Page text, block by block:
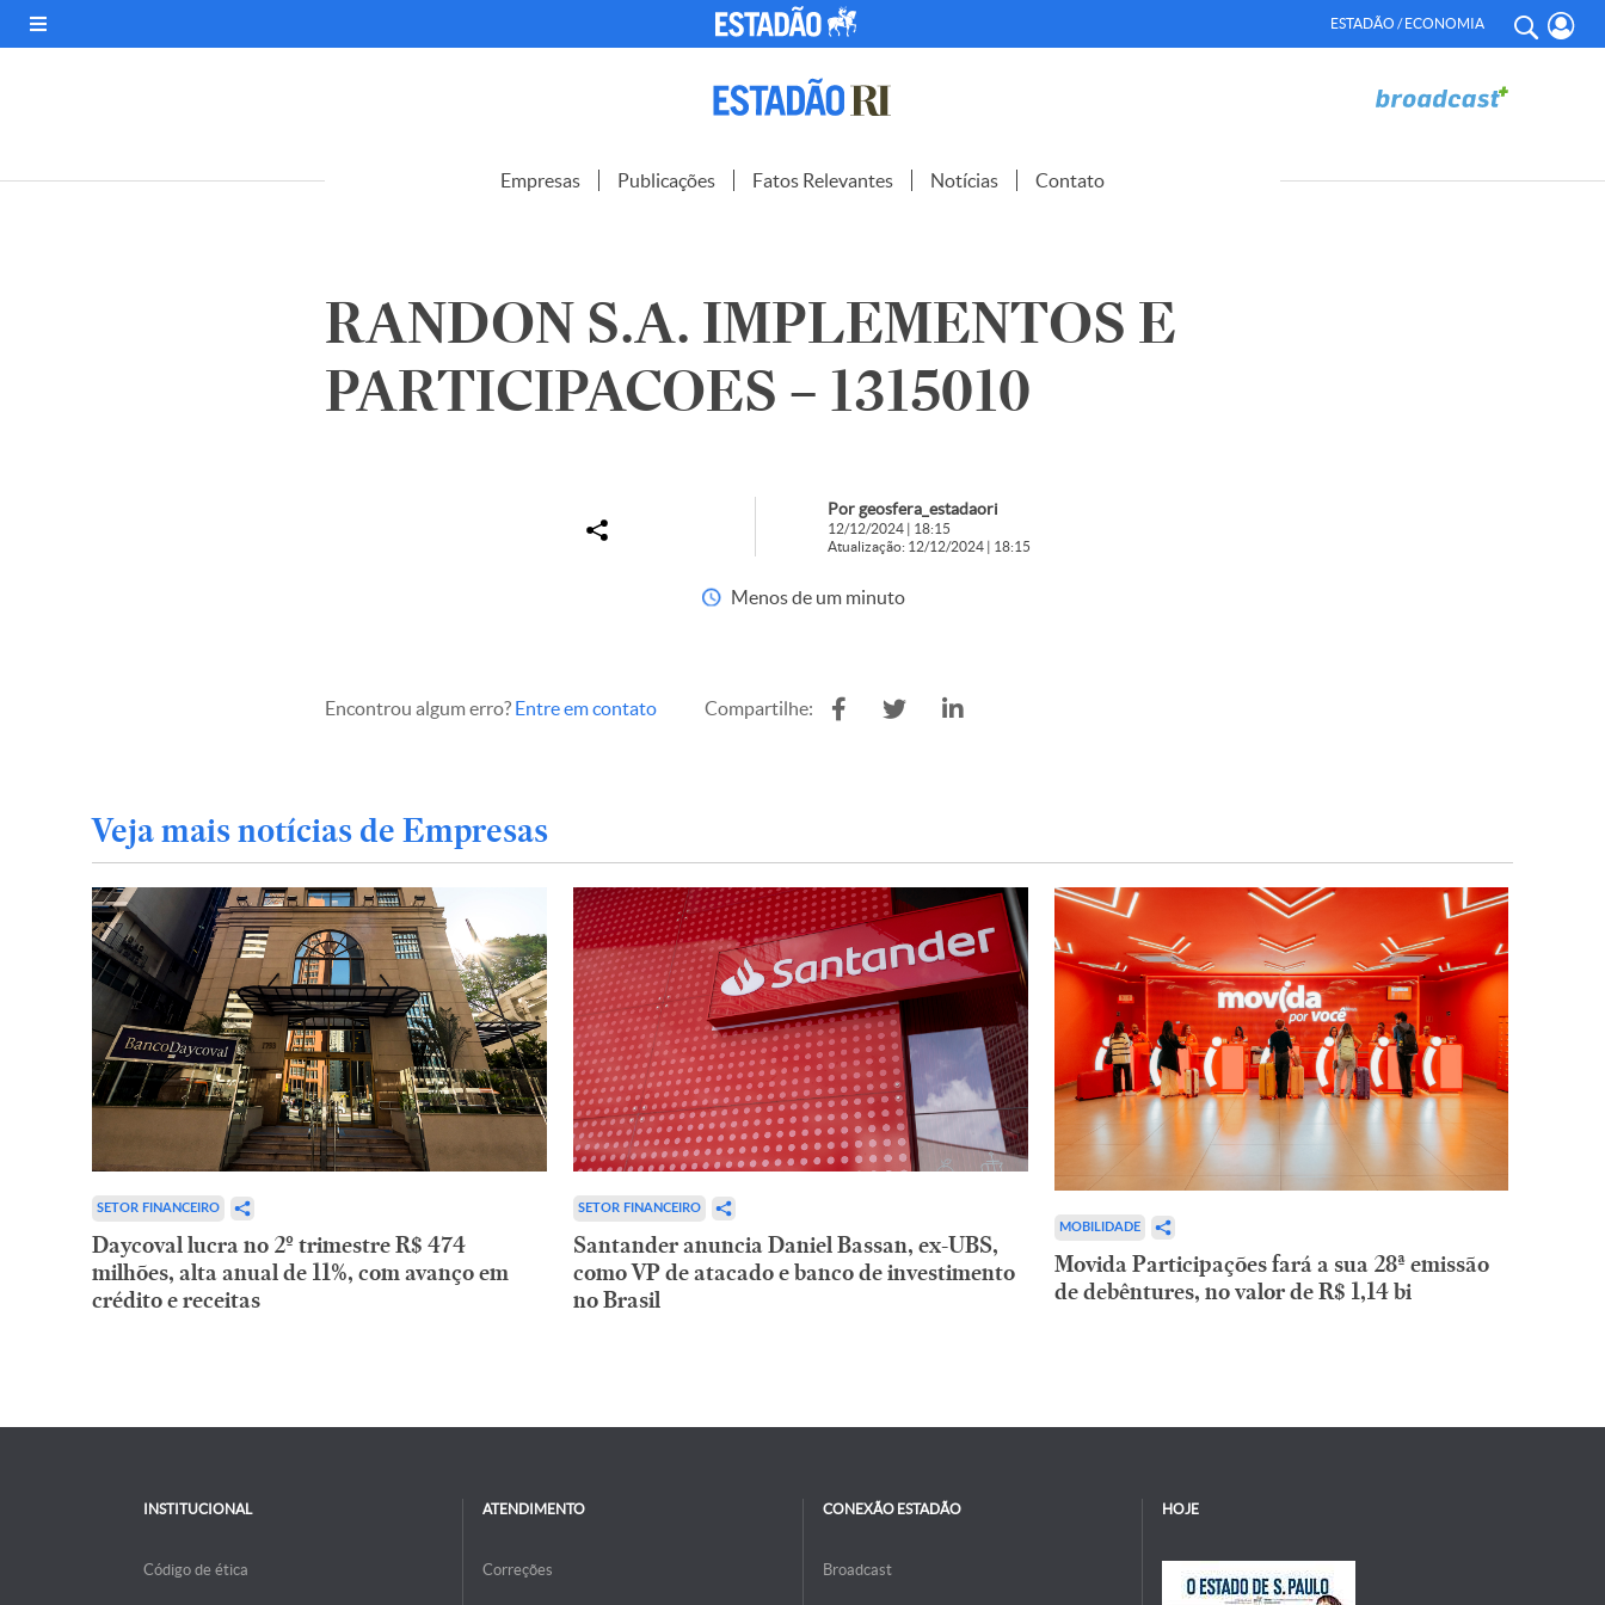
ESTADÃO / ECONOMIA
Empresas Publicações Fatos Relevantes Notícias Contato
RANDON S.A. IMPLEMENTOS E
PARTICIPACOES – 1315010
Por geosfera_estadaori
12/12/2024 | 18:15
Atualização: 12/12/2024 | 18:15
Menos de um minuto
Encontrou algum erro? Entre em contato Compartilhe:
Veja mais notícias de Empresas
SETOR FINANCEIRO
Daycoval lucra no 2º trimestre R$ 474
milhões, alta anual de 11%, com avanço em
crédito e receitas
SETOR FINANCEIRO
Santander anuncia Daniel Bassan, ex-UBS,
como VP de atacado e banco de investimento
no Brasil
MOBILIDADE
Movida Participações fará a sua 28ª emissão
de debêntures, no valor de R$ 1,14 bi
INSTITUCIONAL
Código de ética
ATENDIMENTO
Correções
CONEXÃO ESTADÃO
Broadcast
HOJE